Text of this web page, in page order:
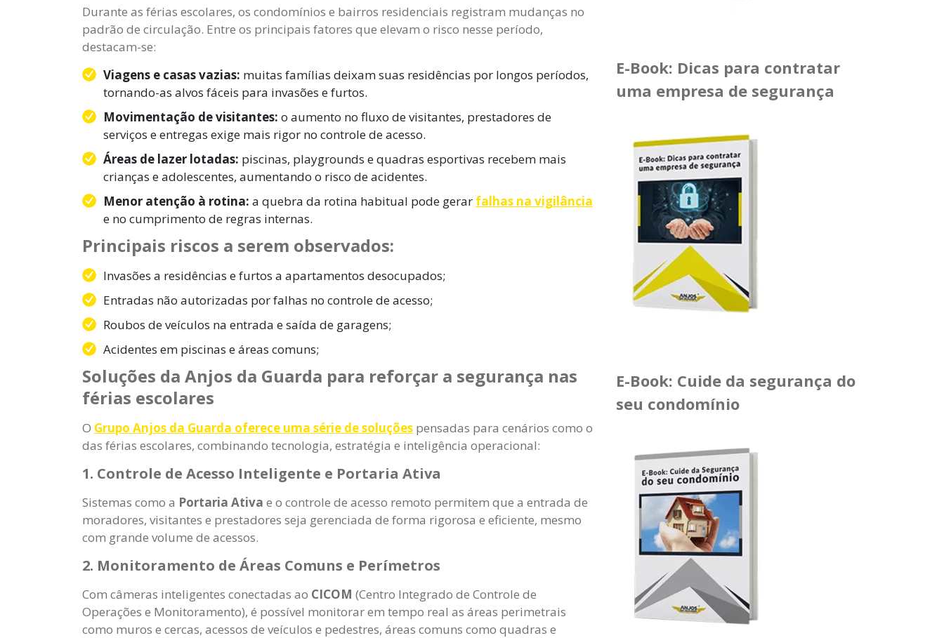
Durante as férias escolares, os condomínios e bairros residenciais registram mudanças no
padrão de circulação. Entre os principais fatores que elevam o risco nesse período,
destacam-se:
Viagens e casas vazias: muitas famílias deixam suas residências por longos períodos,
tornando-as alvos fáceis para invasões e furtos.
Movimentação de visitantes: o aumento no fluxo de visitantes, prestadores de
serviços e entregas exige mais rigor no controle de acesso.
Áreas de lazer lotadas: piscinas, playgrounds e quadras esportivas recebem mais
crianças e adolescentes, aumentando o risco de acidentes.
Menor atenção à rotina: a quebra da rotina habitual pode gerar falhas na vigilância
e no cumprimento de regras internas.
Principais riscos a serem observados:
Invasões a residências e furtos a apartamentos desocupados;
Entradas não autorizadas por falhas no controle de acesso;
Roubos de veículos na entrada e saída de garagens;
Acidentes em piscinas e áreas comuns;
Soluções da Anjos da Guarda para reforçar a segurança nas
férias escolares
O Grupo Anjos da Guarda oferece uma série de soluções pensadas para cenários como o
das férias escolares, combinando tecnologia, estratégia e inteligência operacional:
1. Controle de Acesso Inteligente e Portaria Ativa
Sistemas como a Portaria Ativa e o controle de acesso remoto permitem que a entrada de
moradores, visitantes e prestadores seja gerenciada de forma rigorosa e eficiente, mesmo
com grande volume de acessos.
2. Monitoramento de Áreas Comuns e Perímetros
Com câmeras inteligentes conectadas ao CICOM (Centro Integrado de Controle de
Operações e Monitoramento), é possível monitorar em tempo real as áreas perimetrais
como muros e cercas, acessos de veículos e pedestres, áreas comuns como quadras e
E-Book: Dicas para contratar
uma empresa de segurança
E-Book: Cuide da segurança do
seu condomínio